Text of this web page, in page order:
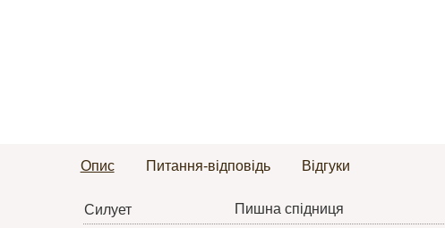
Опис Питання-відповідь Відгуки
Силует
Пишна спідниця